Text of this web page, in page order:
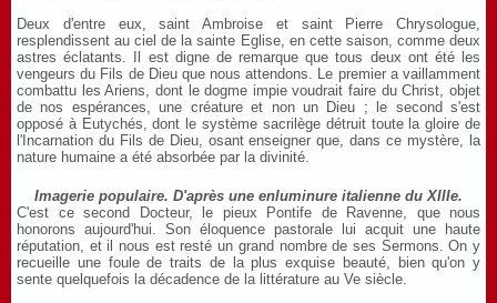
Deux d'entre eux, saint Ambroise et saint Pierre Chrysologue,
resplendissent au ciel de la sainte Eglise, en cette saison, comme deux
astres éclatants. Il est digne de remarque que tous deux ont été les
vengeurs du Fils de Dieu que nous attendons. Le premier a vaillamment
combattu les Ariens, dont le dogme impie voudrait faire du Christ, objet
de nos espérances, une créature et non un Dieu ; le second s'est
opposé à Eutychés, dont le système sacrilège détruit toute la gloire de
l'Incarnation du Fils de Dieu, osant enseigner que, dans ce mystère, la
nature humaine a été absorbée par la divinité.
Imagerie populaire. D'après une enluminure italienne du XIIIe.
C'est ce second Docteur, le pieux Pontife de Ravenne, que nous
honorons aujourd'hui. Son éloquence pastorale lui acquit une haute
réputation, et il nous est resté un grand nombre de ses Sermons. On y
recueille une foule de traits de la plus exquise beauté, bien qu'on y
sente quelquefois la décadence de la littérature au Ve siècle.